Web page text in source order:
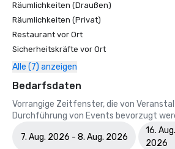
Räumlichkeiten (Draußen)
Räumlichkeiten (Privat)
Restaurant vor Ort
Sicherheitskräfte vor Ort
Alle (7) anzeigen
Bedarfsdaten
Vorrangige Zeitfenster, die von
Durchführung von Events bevorzugt
7. Aug. 2026 - 8. Aug. 2026
16.
2026